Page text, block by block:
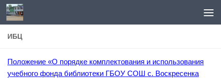
Перейти к содержимому
ИБЦ
Положение «О порядке комплектования и использования
учебного фонда библиотеки ГБОУ СОШ с. Воскресенка